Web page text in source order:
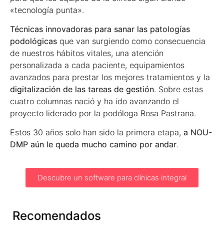
«tecnología punta».
Técnicas innovadoras para sanar las patologías
podológicas que van surgiendo como consecuencia
de nuestros hábitos vitales, una atención
personalizada a cada paciente, equipamientos
avanzados para prestar los mejores tratamientos y la
digitalización de las tareas de gestión. Sobre estas
cuatro columnas nació y ha ido avanzando el
proyecto liderado por la podóloga Rosa Pastrana.
Estos 30 años solo han sido la primera etapa, a NOU-
DMP aún le queda mucho camino por andar.
Descubre un software para clínicas integral
Recomendados